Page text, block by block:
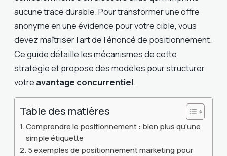
aucune trace durable. Pour transformer une offre
anonyme en une évidence pour votre cible, vous
devez maîtriser l’art de l’énoncé de positionnement.
Ce guide détaille les mécanismes de cette
stratégie et propose des modèles pour structurer
votre avantage concurrentiel.
Table des matières
Comprendre le positionnement : bien plus qu’une
simple étiquette
5 exemples de positionnement marketing pour